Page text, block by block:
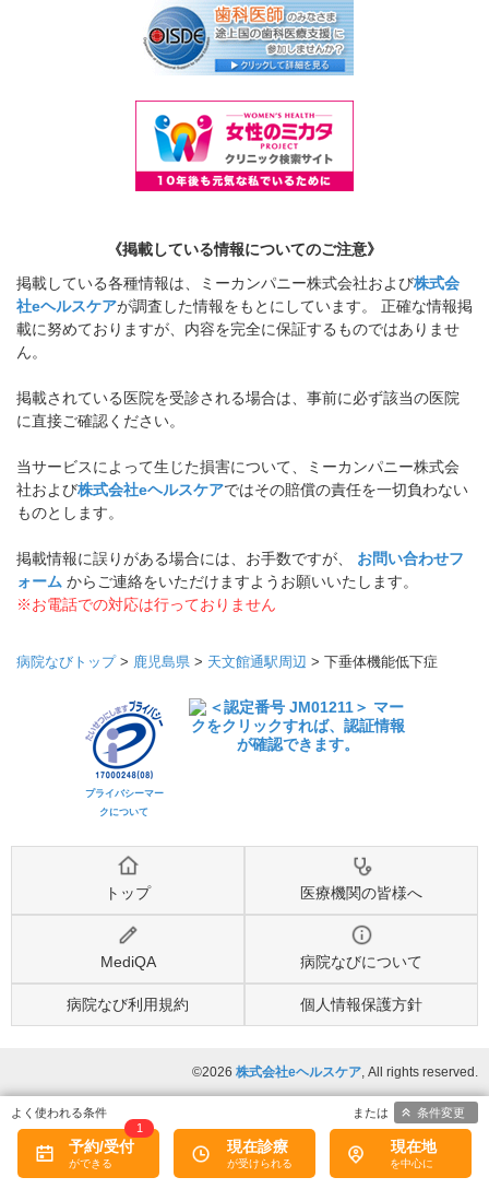
《掲載している情報についてのご注意》
掲載している各種情報は、ミーカンパニー株式会社および株式会
社eヘルスケアが調査した情報をもとにしています。 正確な情報掲
載に努めておりますが、内容を完全に保証するものではありませ
ん。
掲載されている医院を受診される場合は、事前に必ず該当の医院
に直接ご確認ください。
当サービスによって生じた損害について、ミーカンパニー株式会
社および株式会社eヘルスケアではその賠償の責任を一切負わない
ものとします。
掲載情報に誤りがある場合には、お手数ですが、 お問い合わせフ
ォーム からご連絡をいただけますようお願いいたします。
※お電話での対応は行っておりません
病院なびトップ> 鹿児島県 > 天文館通駅周辺 > 下垂体機能低下症
プライバシーマー
クについて
トップ 医療機関の皆様へ
MediQA 病院なびについて
病院なび利用規約 個人情報保護方針
©2026 株式会社eヘルスケア, All rights reserved.
予約/受付
1
現在診療 現在地
条件変更